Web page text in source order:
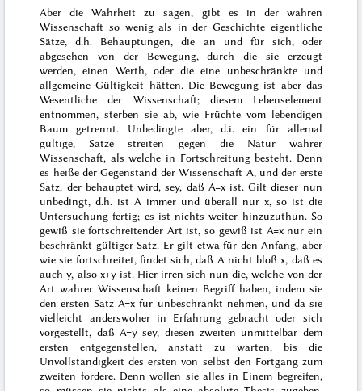
Aber die Wahrheit zu sagen, gibt es in der wahren
Wissenschaft so wenig als in der Geschichte eigentliche
Sätze, d.h. Behauptungen, die an und für sich, oder
abgesehen von der Bewegung, durch die sie erzeugt
werden, einen Werth, oder die eine unbeschränkte und
allgemeine Gültigkeit hätten. Die Bewegung ist aber das
Wesentliche der Wissenschaft; diesem Lebenselement
entnommen, sterben sie ab, wie Früchte vom lebendigen
Baum getrennt. Unbedingte aber, d.i. ein für allemal
gültige, Sätze streiten gegen die Natur wahrer
Wissenschaft, als welche in Fortschreitung besteht. Denn
es heiße der Gegenstand der Wissenschaft A, und der erste
Satz, der behauptet wird, sey, daß A=x ist. Gilt dieser nun
unbedingt, d.h. ist A immer und überall nur x, so ist die
Untersuchung fertig; es ist nichts weiter hinzuzuthun. So
gewiß sie fortschreitender Art ist, so gewiß ist A=x nur ein
beschränkt gültiger Satz. Er gilt etwa für den Anfang, aber
wie sie fortschreitet, findet sich, daß A nicht bloß x, daß es
auch y, also x+y ist. Hier irrensich nun die, welche von der
Art wahrer Wissenschaft keinen Begriff haben, indem sie
den ersten Satz A=x für unbeschränkt nehmen, und da sie
vielleicht anderswoher in Erfahrung gebracht oder sich
vorgestellt, daß A=y sey, diesen zweiten unmittelbar dem
ersten entgegenstellen, anstatt zu warten, bis die
Unvollständigkeit des ersten von selbst den Fortgang zum
zweiten fordere. Denn wollen sie alles in Einem begreifen,